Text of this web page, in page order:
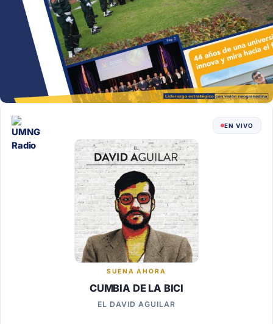
EN VIVO
SUENA AHORA
CUMBIA DE LA BICI
EL DAVID AGUILAR